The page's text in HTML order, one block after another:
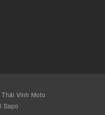
Vinh Moto
Sapo